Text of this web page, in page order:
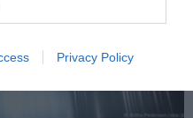
Privacy Policy